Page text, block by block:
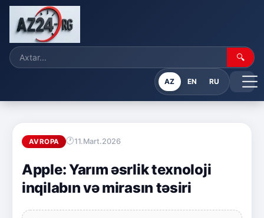
🔍
AZ EN RU
AVROPA 11.Mart.2026
Apple: Yarım əsrlik texnoloji
inqilabın və mirasın təsiri